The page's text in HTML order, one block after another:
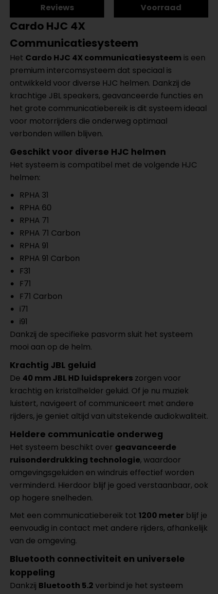
Reviews Voorraad
Cardo HJC 4X
Communicatiesysteem
Het Cardo HJC 4X communicatiesysteem is een
premium intercomsysteem dat speciaal is
ontwikkeld voor diverse HJC helmen. Dankzij de
krachtige JBL speakers, geavanceerde functies en
het grote communicatiebereik is dit systeem ideaal
voor motorrijders die onderweg optimaal
verbonden willen blijven.
Geschikt voor diverse HJC helmen
Het systeem is compatibel met de volgende HJC
helmen:
RPHA 31
RPHA 60
RPHA 71
RPHA 71 Carbon
RPHA 91
RPHA 91 Carbon
F31
F71
F71 Carbon
i71
i91
Dankzij de specifieke pasvorm sluit het systeem
mooi aan op de helm.
Krachtig JBL geluid
De 40 mm JBL HD luidsprekers zorgen voor
krachtig en kristalhelder geluid. Of je nu muziek
luistert, navigeert of communiceert met andere
rijders, je geniet altijd van uitstekende audiokwaliteit.
Heldere communicatie onderweg
Het systeem beschikt over geavanceerde
ruisonderdrukking technologie, waardoor
omgevingsgeluiden en windruis effectief worden
verminderd. Hierdoor blijf je goed verstaanbaar, ook
op hogere snelheden.
Met een communicatiebereik tot 1200 meter blijf je
eenvoudig in contact met andere rijders, afhankelijk
van de omgeving.
Bluetooth connectiviteit en universele
koppeling
Dankzij Bluetooth 5.2 verbind je het systeem